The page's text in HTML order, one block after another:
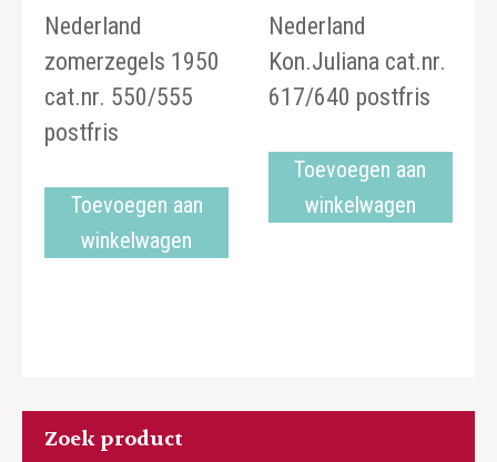
Nederland
zomerzegels 1950
cat.nr. 550/555
postfris
Toevoegen aan
winkelwagen
Nederland
Kon.Juliana cat.nr.
617/640 postfris
Toevoegen aan
winkelwagen
Zoek product